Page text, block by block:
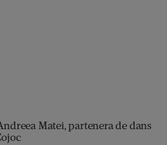
Matei, partenera de dans